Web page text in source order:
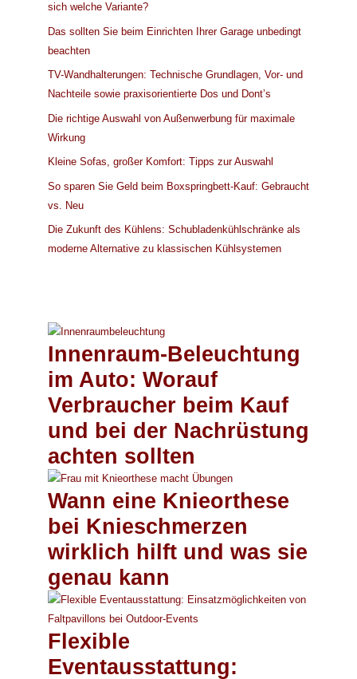
sich welche Variante?
Das sollten Sie beim Einrichten Ihrer Garage unbedingt
beachten
TV-Wandhalterungen: Technische Grundlagen, Vor- und
Nachteile sowie praxisorientierte Dos und Dont’s
Die richtige Auswahl von Außenwerbung für maximale
Wirkung
Kleine Sofas, großer Komfort: Tipps zur Auswahl
So sparen Sie Geld beim Boxspringbett-Kauf: Gebraucht
vs. Neu
Die Zukunft des Kühlens: Schubladenkühlschränke als
moderne Alternative zu klassischen Kühlsystemen
Innenraum-Beleuchtung
im Auto: Worauf
Verbraucher beim Kauf
und bei der Nachrüstung
achten sollten
Wann eine Knieorthese
bei Knieschmerzen
wirklich hilft und was sie
genau kann
Flexible
Eventausstattung: